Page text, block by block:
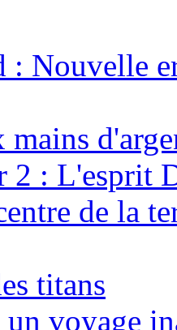
: Nouvelle
mains
2 : L'esprit
de la
titans
voyage